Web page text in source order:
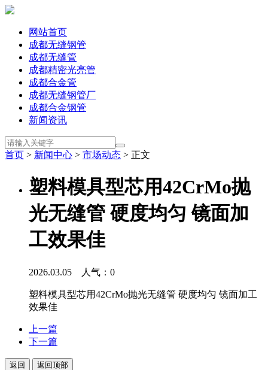
网站首页
成都无缝钢管
成都无缝管
成都精密光亮管
成都合金管
成都无缝钢管厂
成都合金钢管
新闻资讯
首页 > 新闻中心 > 市场动态 > 正文
塑料模具型芯用42CrMo抛
光无缝管 硬度均匀 镜面加
工效果佳
2026.03.05 人气： 0
塑料模具型芯用42CrMo抛光无缝管 硬度均匀 镜面加工
效果佳
上一篇
下一篇
返回
返回顶部